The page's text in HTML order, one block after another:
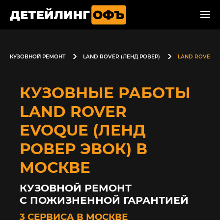
КУЗОВНОЙ РЕМОНТ LAND ROVER (ЛЕНД РОВЕР) LAND ROVER
КУЗОВНЫЕ РАБОТЫ
LAND ROVER
EVOQUE (ЛЕНД
РОВЕР ЭВОК) В
МОСКВЕ
КУЗОВНОЙ РЕМОНТ
С ПОЖИЗНЕННОЙ ГАРАНТИЕЙ
3 СЕРВИСА В МОСКВЕ